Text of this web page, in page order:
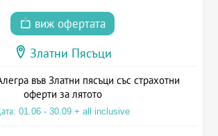
виж офертата
Златни Пясъци
във Златни пясъци със страхотни
оферти за лятото
01.06 - 30.09 + all inclusive